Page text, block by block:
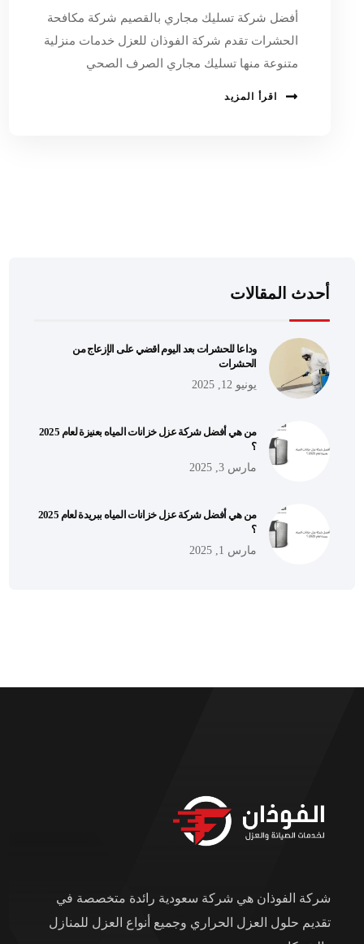
أفضل شركة تسليك مجاري بالقصيم شركة مكافحة
الحشرات تقدم شركة الفوذان للعزل خدمات منزلية
متنوعة منها تسليك مجاري الصرف الصحي
اقرأ المزيد
أحدث المقالات
وداعا للحشرات بعد اليوم اقضي على الإزعاج من
الحشرات
يونيو 12, 2025
من هي أفضل شركة عزل خزانات المياه بعنيزة لعام 2025
؟
مارس 3, 2025
من هي أفضل شركة عزل خزانات المياه ببريدة لعام 2025
؟
مارس 1, 2025
شركة الفوذان هي شركة سعودية رائدة متخصصة في
تقديم حلول العزل الحراري وجميع أنواع العزل للمنازل